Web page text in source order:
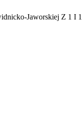
Jaworskiej Z 1 I